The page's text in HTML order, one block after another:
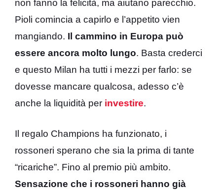
non fanno la felicità, ma aiutano parecchio.
Pioli comincia a capirlo e l’appetito vien
mangiando. Il cammino in Europa può
essere ancora molto lungo. Basta crederci
e questo Milan ha tutti i mezzi per farlo: se
dovesse mancare qualcosa, adesso c’è
anche la liquidità per investire.
Il regalo Champions ha funzionato, i
rossoneri sperano che sia la prima di tante
“ricariche”. Fino al premio più ambito.
Sensazione che i rossoneri hanno già